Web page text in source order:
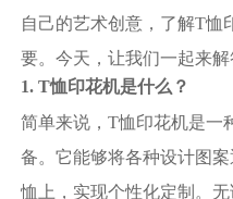
自己的艺术创意，了解T恤
要。今天，让我们一起来解
1. T恤印花机是什么？
简单来说，T恤印花机是一
备。它能够将各种设计图
恤上，实现个性化定制。